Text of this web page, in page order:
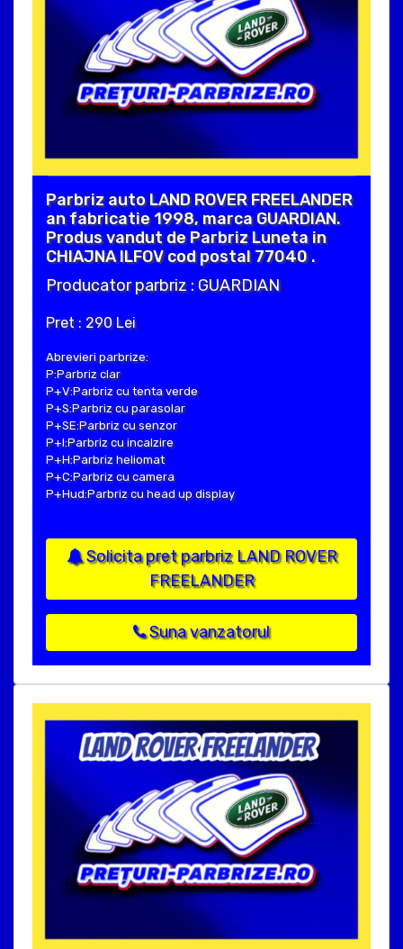
Parbriz auto LAND ROVER FREELANDER
an fabricatie 1998, marca GUARDIAN.
Produs vandut de Parbriz Luneta in
CHIAJNA ILFOV cod postal 77040 .
Producator parbriz : GUARDIAN
Pret : 290 Lei
Abrevieri parbrize:
P:Parbriz clar
P+V:Parbriz cu tenta verde
P+S:Parbriz cu parasolar
P+SE:Parbriz cu senzor
P+I:Parbriz cu incalzire
P+H:Parbriz heliomat
P+C:Parbriz cu camera
P+Hud:Parbriz cu head up display
Solicita pret parbriz LAND ROVER
FREELANDER
Suna vanzatorul